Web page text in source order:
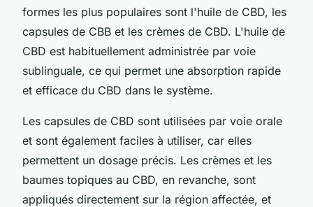
formes les plus populaires sont l'huile de CBD, les
capsules de CBB et les crèmes de CBD. L'huile de
CBD est habituellement administrée par voie
sublinguale, ce qui permet une absorption rapide
et efficace du CBD dans le système.
Les capsules de CBD sont utilisées par voie orale
et sont également faciles à utiliser, car elles
permettent un dosage précis. Les crèmes et les
baumes topiques au CBD, en revanche, sont
appliqués directement sur la région affectée, et